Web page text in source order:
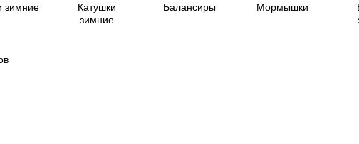
зимние
Катушки
зимние
Балансиры Мормышки